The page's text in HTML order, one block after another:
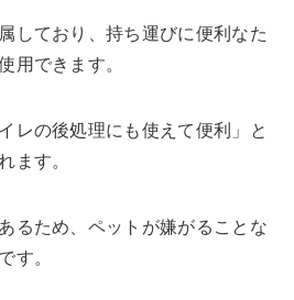
しており、持ち運びに便利なた
用できます。
レの後処理にも使えて便利」と
ます。
るため、ペットが嫌がることな
す。